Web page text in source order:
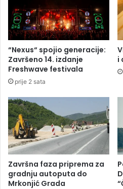
ž
a
a
D
e
r
v
e
n
t
i
a
n
P
a
l
a
m
a
“Nexus“ spojio generacije:
Završeno 14. izdanje
Freshwave festivala
prije 2 sata
i
Završna faza priprema za
gradnju autoputa do
Mrkonjić Grada